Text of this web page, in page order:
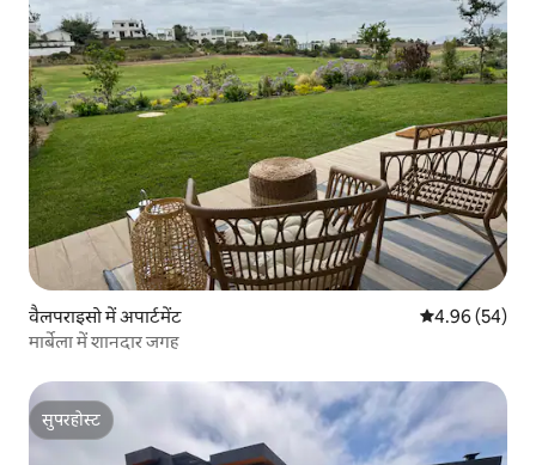
वैलपराइसो में अपार्टमेंट औसत रेटिंग 5 में
4.96 (54)
मार्बेला में शानदार जगह
सुपरहोस्ट
सुपरहोस्ट